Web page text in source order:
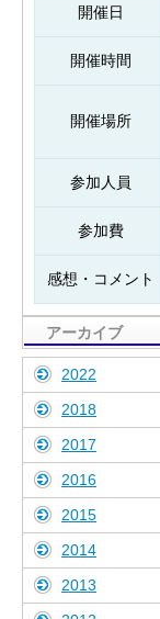
開催日
開催時間
開催場所
参加人員
参加費
感想・コメント
アーカイブ
2022
2018
2017
2016
2015
2014
2013